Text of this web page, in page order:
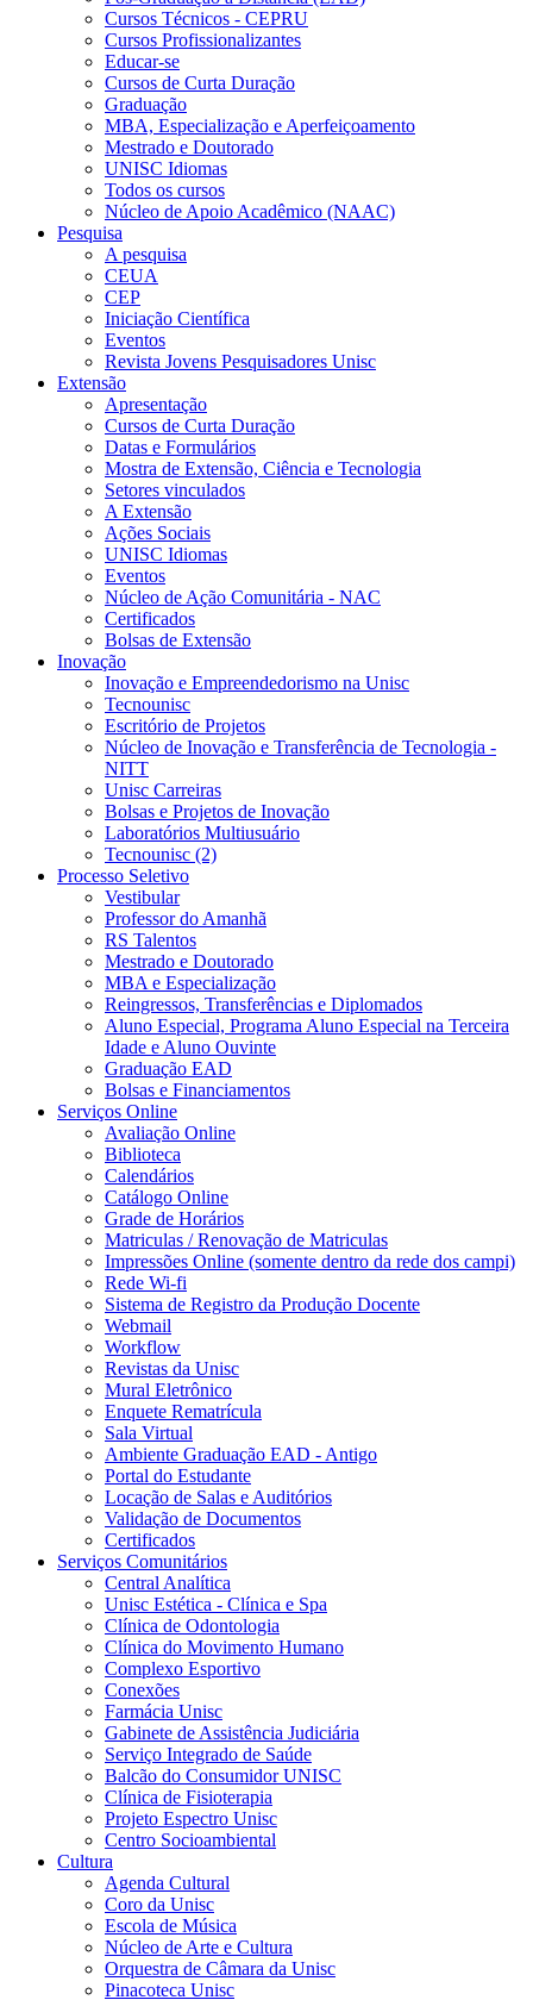
Cursos Técnicos - CEPRU
Cursos Profissionalizantes
Educar-se
Cursos de Curta Duração
Graduação
MBA, Especialização e Aperfeiçoamento
Mestrado e Doutorado
UNISC Idiomas
Todos os cursos
Núcleo de Apoio Acadêmico (NAAC)
Pesquisa
A pesquisa
CEUA
CEP
Iniciação Científica
Eventos
Revista Jovens Pesquisadores Unisc
Extensão
Apresentação
Cursos de Curta Duração
Datas e Formulários
Mostra de Extensão, Ciência e Tecnologia
Setores vinculados
A Extensão
Ações Sociais
UNISC Idiomas
Eventos
Núcleo de Ação Comunitária - NAC
Certificados
Bolsas de Extensão
Inovação
Inovação e Empreendedorismo na Unisc
Tecnounisc
Escritório de Projetos
Núcleo de Inovação e Transferência de Tecnologia -
NITT
Unisc Carreiras
Bolsas e Projetos de Inovação
Laboratórios Multiusuário
Tecnounisc (2)
Processo Seletivo
Vestibular
Professor do Amanhã
RS Talentos
Mestrado e Doutorado
MBA e Especialização
Reingressos, Transferências e Diplomados
Aluno Especial, Programa Aluno Especial na Terceira
Idade e Aluno Ouvinte
Graduação EAD
Bolsas e Financiamentos
Serviços Online
Avaliação Online
Biblioteca
Calendários
Catálogo Online
Grade de Horários
Matriculas / Renovação de Matriculas
Impressões Online (somente dentro da rede dos campi)
Rede Wi-fi
Sistema de Registro da Produção Docente
Webmail
Workflow
Revistas da Unisc
Mural Eletrônico
Enquete Rematrícula
Sala Virtual
Ambiente Graduação EAD - Antigo
Portal do Estudante
Locação de Salas e Auditórios
Validação de Documentos
Certificados
Serviços Comunitários
Central Analítica
Unisc Estética - Clínica e Spa
Clínica de Odontologia
Clínica do Movimento Humano
Complexo Esportivo
Conexões
Farmácia Unisc
Gabinete de Assistência Judiciária
Serviço Integrado de Saúde
Balcão do Consumidor UNISC
Clínica de Fisioterapia
Projeto Espectro Unisc
Centro Socioambiental
Cultura
Agenda Cultural
Coro da Unisc
Escola de Música
Núcleo de Arte e Cultura
Orquestra de Câmara da Unisc
Pinacoteca Unisc